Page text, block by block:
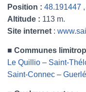
Position : 48.191447
Altitude : 113 m.
Site internet :
■ Communes
Le Quillio – Saint-
Saint-Connec –